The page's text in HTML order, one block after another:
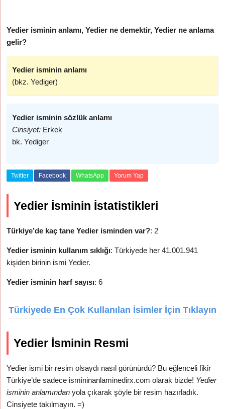
Yedier isminin anlamı, Yedier ne demektir, Yedier ne anlama
gelir?
Yedier isminin anlamı
(bkz. Yediger)
Yedier isminin sözlük anlamı
Cinsiyet: Erkek
bk. Yediger
Twitter Facebook WhatsApp Yorum Yap
Yedier İsminin İstatistikleri
Türkiye’de kaç tane Yedier isminden var?: 2
Yedier isminin kullanım sıklığı: Türkiyede her 41.001.941
kişiden birinin ismi Yedier.
Yedier isminin harf sayısı: 6
Türkiyede En Çok Kullanılan İsimler İçin Tıklayın
Yedier İsminin Resmi
Yedier ismi bir resim olsaydı nasıl görünürdü? Bu eğlenceli fikir
Türkiye’de sadece ismininanlaminedirx.com olarak bizde! Yedier
isminin anlamından yola çıkarak şöyle bir resim hazırladık.
Cinsiyete takılmayın. =)